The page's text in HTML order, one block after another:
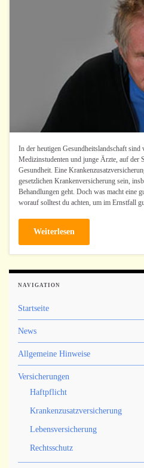
In der heutigen Gesundheitslandschaft sind
Medizinstudenten und junge Ärzte, auf der
Gesundheit. Eine
gesetzlichen Krankenversicherung sein,
Behandlungen geht. Doch was macht eine
worauf solltest du achten, um im Ernstfall
Weiterlesen
NAVIGATION
Startseite
News
Allgemeine Hinweise
Versicherungen
Haftpflicht
Krankenzusatzversicherung
Lebensversicherung
Rechtsschutz